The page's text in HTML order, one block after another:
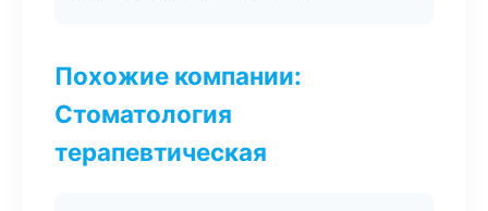
Похожие компании:
Стоматология
терапевтическая